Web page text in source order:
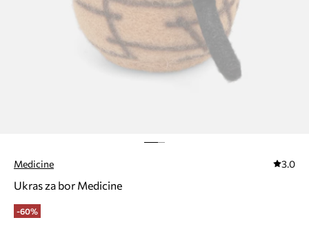
Medicine 3.0
Ukras za bor Medicine
-60%